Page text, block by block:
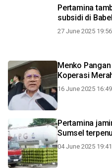
Pertamina
subsidi di Babel
27 June 2025
Menko Pangan
Koperasi
16 June 2025
Pertamina
Sumsel
04 June 2025